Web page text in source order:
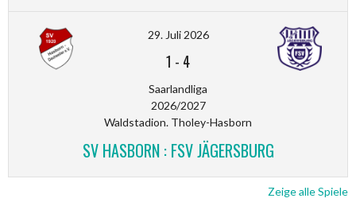
29. Juli 2026
1 - 4
Saarlandliga
2026/2027
Waldstadion. Tholey-Hasborn
SV HASBORN : FSV JÄGERSBURG
Zeige alle Spiele